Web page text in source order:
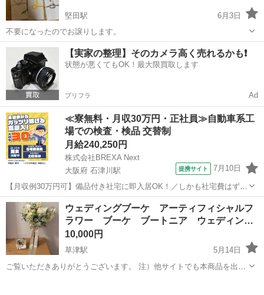
堅田駅
6月3日
不要になったのでお譲りします。
滋賀 大津市 堅田駅 冠婚葬祭 譲り
【実家の整理】そのカメラ高く売れるかも❗️
状態が悪くてもOK！最大限買取します
プリフラ Ad
≪寮無料・月収30万円・正社員≫自動車系工
場での検査・検品 交替制
月給240,250円
株式会社BREXA Next
大阪府 石津川駅
提携サイト 7月10日
【月収例30万円可】備品付き社宅に即入居OK！／しかも社宅費はずっ
と無料♪／トラクタ本体の製造／資格経験不問★異業種からの転職活躍
中！／赴任旅費会社負担／工場まで無料送迎あり◎《大阪府堺市》 人
気の工場のお仕事 ◇トラクタ...
大阪 堺市 石津川駅 その他
ウェディングブーケ アーティフィシャルフ
ラワー ブーケ ブートニア ウェディン…
10,000円
草津駅
5月14日
ご覧いただきありがとうございます。 注）他サイトでも本商品を出品